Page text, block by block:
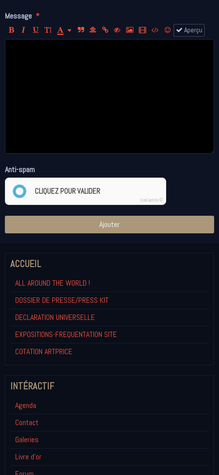
Message
Aperçu
Anti-spam
CLIQUEZ POUR VALIDER
IconCaptcha ©
Ajouter
ACCUEIL
ALL AROUND THE WORLD !
DOSSIER DE PRESSE/PRESS KIT
DECLARATION UNIVERSELLE
EXPOSITIONS-FREQUENTATION SITE
COTATION ARTPRICE
INTÉRACTIF
Agenda
Contact
Galeries
Livre d'or